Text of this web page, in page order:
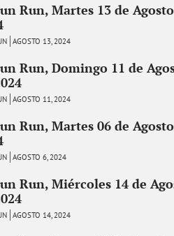
Run, Martes 13 de
AGOSTO 13, 2024
Run, Domingo 11 de
AGOSTO 11, 2024
Run, Martes 06 de
AGOSTO 6, 2024
Run, Miércoles 14 de
AGOSTO 14, 2024